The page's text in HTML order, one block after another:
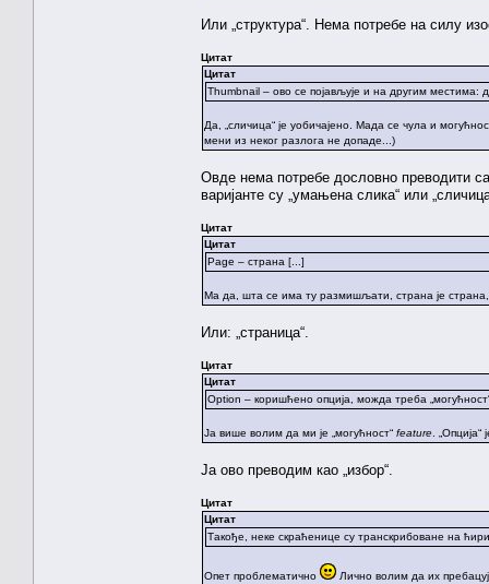
Или „структура“. Нема потребе на силу
Цитат
Цитат
Thumbnail – ово се појављује и на другим местима:
Да, „сличица“ је уобичајено. Мада се чула и
мени из неког разлога не допаде...)
Овде нема потребе дословно преводити
варијанте су „умањена слика“ или
Цитат
Цитат
Page – страна [...]
Ма да, шта се има ту размишљати, страна је страна,
Или: „страница“.
Цитат
Цитат
Option – коришћено опција, можда треба
Ја више волим да ми је „могућност“ feature .
Ја ово преводим као „избор“.
Цитат
Цитат
Такође, неке скраћенице су транскрибоване на
Опет проблематично Лично волим да их